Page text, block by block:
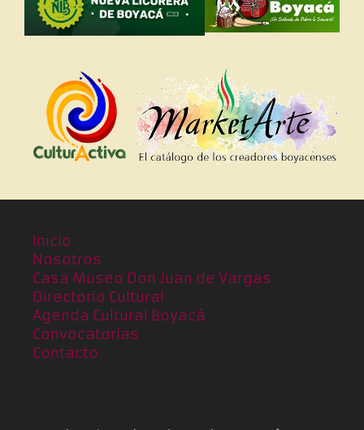
Inicio
Nosotros
Casa Museo Don Juan de Vargas
Directorio Cultural
Agenda Cultural Boyacá
Convocatorias
Contacto